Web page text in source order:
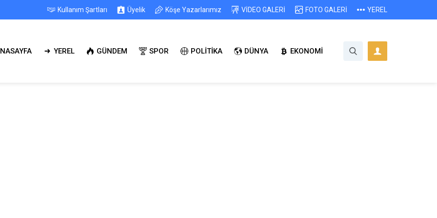
Kullanım Şartları Üyelik Köşe Yazarlarımız VİDEO GALERİ FOTO GALERİ YEREL
YEREL GÜNDEM SPOR POLİTİKA DÜNYA EKONOMİ